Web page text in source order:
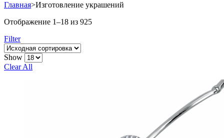
Главная>Изготовление украшений
Отображение 1–18 из 925
Filter
Show
Clear All